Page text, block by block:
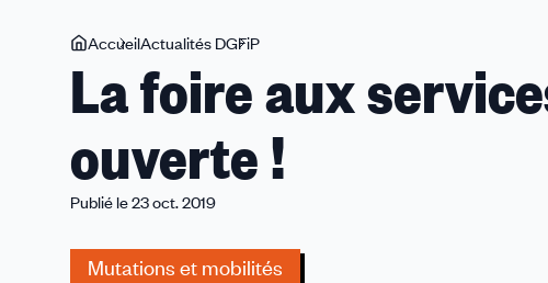
Vous
êtes
AccueilActualités DGFiP
foire
aux
services
de
!
La foire aux
ouverte !
Publié le 23 oct. 2019
Mutations et mobilités